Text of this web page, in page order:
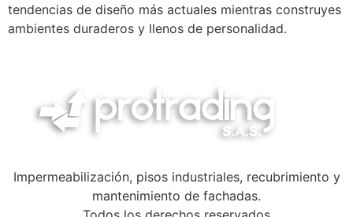
tendencias de diseño más actuales mientras construyes
ambientes duraderos y llenos de personalidad.
Impermeabilización, pisos industriales, recubrimiento y
mantenimiento de fachadas.